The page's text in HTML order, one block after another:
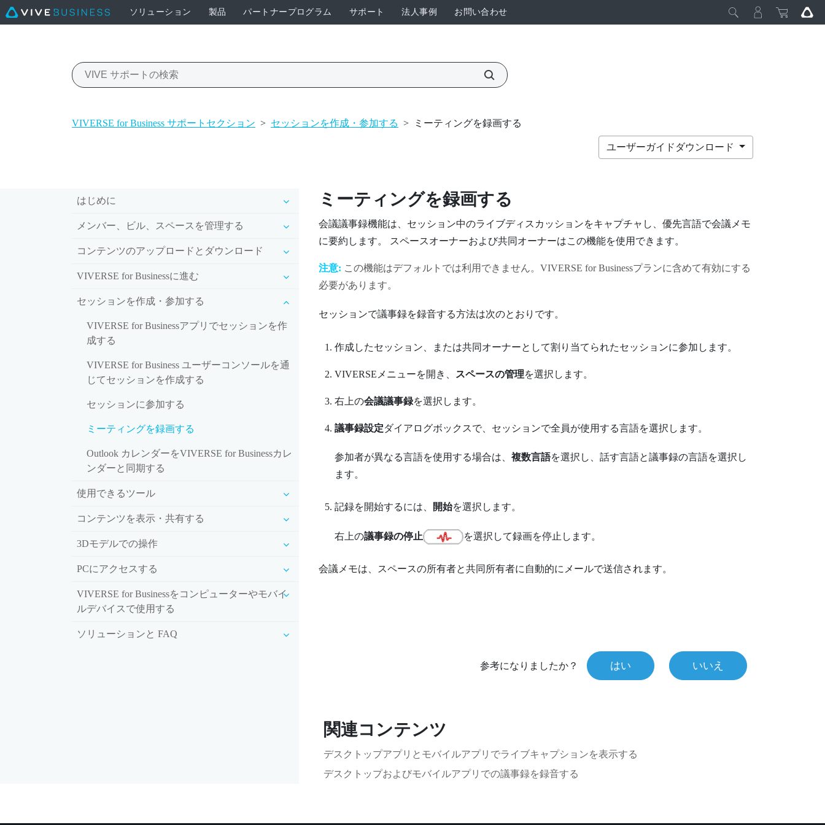
ソリューション 製品 パートナープログラム サポート 法人事例 お問い合わせ
VIVERSE for Business サポートセクション > セッションを作成・参加する > ミーティングを録画する
ユーザーガイドダウンロード
はじめに
メンバー、ビル、スペースを管理する
コンテンツのアップロードとダウンロード
VIVERSE for Businessに進む
セッションを作成・参加する
VIVERSE for Businessアプリでセッションを作
成する
VIVERSE for Business ユーザーコンソールを通
じてセッションを作成する
セッションに参加する
ミーティングを録画する
Outlook カレンダーをVIVERSE for Businessカレ
ンダーと同期する
使用できるツール
コンテンツを表示・共有する
3Dモデルでの操作
PCにアクセスする
VIVERSE for Businessをコンピューターやモバイ
ルデバイスで使用する
ソリューションと FAQ
ミーティングを録画する
会議議事録機能は、セッション中のライブディスカッションをキャプチャし、優先言語で会議メモ
に要約します。 スペースオーナーおよび共同オーナーはこの機能を使用できます。
注意: この機能はデフォルトでは利用できません。 VIVERSE for Businessプランに含めて有効にする
必要があります。
セッションで議事録を録音する方法は次のとおりです。
作成したセッション、または共同オーナーとして割り当てられたセッションに参加します。
VIVERSEメニューを開き、 スペースの管理を選択します。
右上の会議議事録を選択します。
議事録設定ダイアログボックスで、セッションで全員が使用する言語を選択します。
参加者が異なる言語を使用する場合は、 複数言語を選択し、話す言語と議事録の言語を選択し
ます。
記録を開始するには、 開始を選択します。
右上の議事録の停止 を選択して録画を停止します。
会議メモは、スペースの所有者と共同所有者に自動的にメールで送信されます。
参考になりましたか？ はい いいえ
関連コンテンツ
デスクトップアプリとモバイルアプリでライブキャプションを表示する
デスクトップおよびモバイルアプリでの議事録を録音する